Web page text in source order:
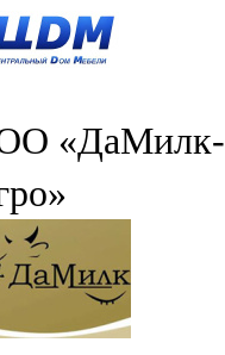
«ДаМилк-